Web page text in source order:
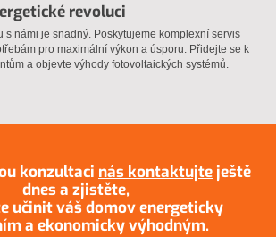
revoluci
s námi je snadný. Poskytujeme komplexní servis
pro maximální výkon a úsporu. Přidejte se k
a objevte výhody fotovoltaických systémů.
konzultaci nás kontaktujte ještě
dnes a zjistěte,
učinit váš domov energeticky
a ekonomicky výhodným.